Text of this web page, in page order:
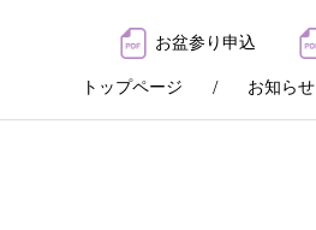
お盆参り申込
トップページ お知らせ